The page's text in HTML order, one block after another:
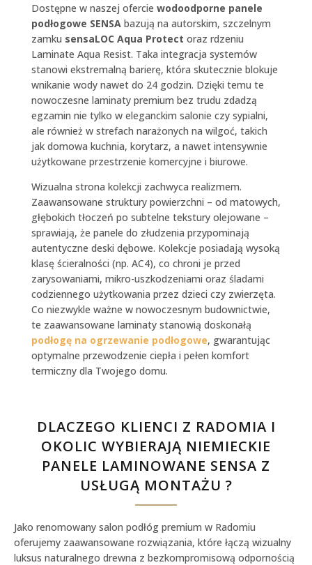
Dostępne w naszej ofercie wodoodporne panele
podłogowe SENSAbazują na autorskim, szczelnym
zamku sensaLOC Aqua Protect oraz rdzeniu
Laminate Aqua Resist. Taka integracja systemów
stanowi ekstremalną barierę, która skutecznie blokuje
wnikanie wody nawet do 24 godzin. Dzięki temu te
nowoczesne laminaty premium bez trudu zdadzą
egzamin nie tylko w eleganckim salonie czy sypialni,
ale również w strefach narażonych na wilgoć, takich
jak domowa kuchnia, korytarz, a nawet intensywnie
użytkowane przestrzenie komercyjne i biurowe.
Wizualna strona kolekcji zachwyca realizmem.
Zaawansowane struktury powierzchni – od matowych,
głębokich tłoczeń po subtelne tekstury olejowane –
sprawiają, że panele do złudzenia przypominają
autentyczne deski dębowe. Kolekcje posiadają wysoką
klasę ścieralności (np. AC4), co chroni je przed
zarysowaniami, mikro-uszkodzeniami oraz śladami
codziennego użytkowania przez dzieci czy zwierzęta.
Co niezwykle ważne w nowoczesnym budownictwie,
te zaawansowane laminaty stanowią doskonałą
podłogę na ogrzewanie podłogowe, gwarantując
optymalne przewodzenie ciepła i pełen komfort
termiczny dla Twojego domu.
DLACZEGO KLIENCI Z RADOMIA I
OKOLIC WYBIERAJĄ NIEMIECKIE
PANELE LAMINOWANE SENSA Z
USŁUGĄ MONTAŻU ?
Jako renomowany salon podłóg premium w Radomiu
oferujemy zaawansowane rozwiązania, które łączą wizualny
luksus naturalnego drewna z bezkompromisową odpornością